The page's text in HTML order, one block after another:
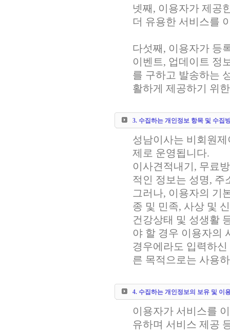
넷째, 이용자가 제공
더 유용한 서비스를
다섯째, 이용자가 등
이벤트, 업데이트 정
를 구하고 발송하는
활하게 제공하기 위
3. 수집하는 개인정보 항목 및 수집
성남이사는 비회원
제로 운영됩니다.
이사견적내기, 무료
적인 정보는 성명, 주
그러나, 이용자의 기
종 및 민족, 사상 및
건강상태 및 성생활
야 할 경우 이용자의
경우에라도 입력하
른 목적으로는 사용
4. 수집하는 개인정보의 보유 및 이
이용자가 서비스를
유하며 서비스 제공